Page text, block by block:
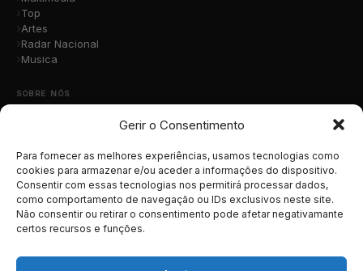
Gerir o Consentimento
Para fornecer as melhores experiências, usamos tecnologias como
cookies para armazenar e/ou aceder a informações do dispositivo.
Consentir com essas tecnologias nos permitirá processar dados,
como comportamento de navegação ou IDs exclusivos neste site.
Não consentir ou retirar o consentimento pode afetar negativamante
certos recursos e funções.
Top
Artes
Radar Nacional
Musica
SOBRE NÓS
Contacto
Submete a Tua Música
Publicidade
Apoiar o Projeto